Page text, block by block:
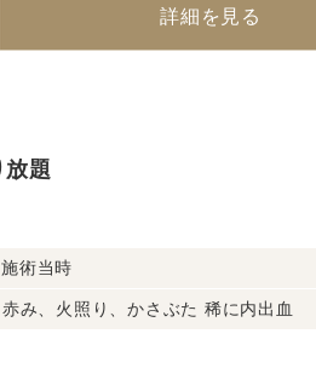
詳細を見る
放題
術当時
み、火照り、かさぶた 稀に内出血